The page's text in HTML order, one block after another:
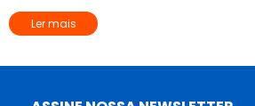
Ler mais